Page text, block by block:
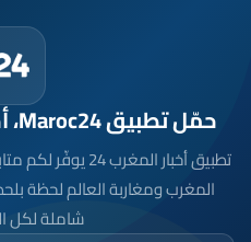
حمّل تطبيق Maroc24، أخبار المغرب تصلك أولاً
تطبيق أخبار
المغرب ومغاربة العالم لحظة
شاملة لكل